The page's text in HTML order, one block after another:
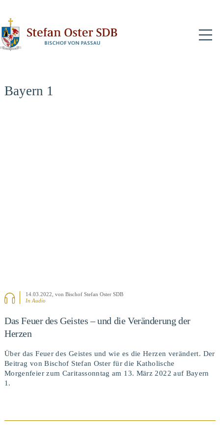
Bayern 1
14.03.2022 , von Bischof Stefan Oster SDB
In Audio
Das Feuer des Geistes – und die Veränderung der
Herzen
Über das Feuer des Geistes und wie es die Herzen verändert. Der
Beitrag von Bischof Stefan Oster für die Katholische
Morgenfeier zum Caritassonntag am 13. März 2022 auf Bayern
1.